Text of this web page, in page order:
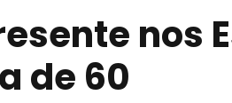
nos
de 60